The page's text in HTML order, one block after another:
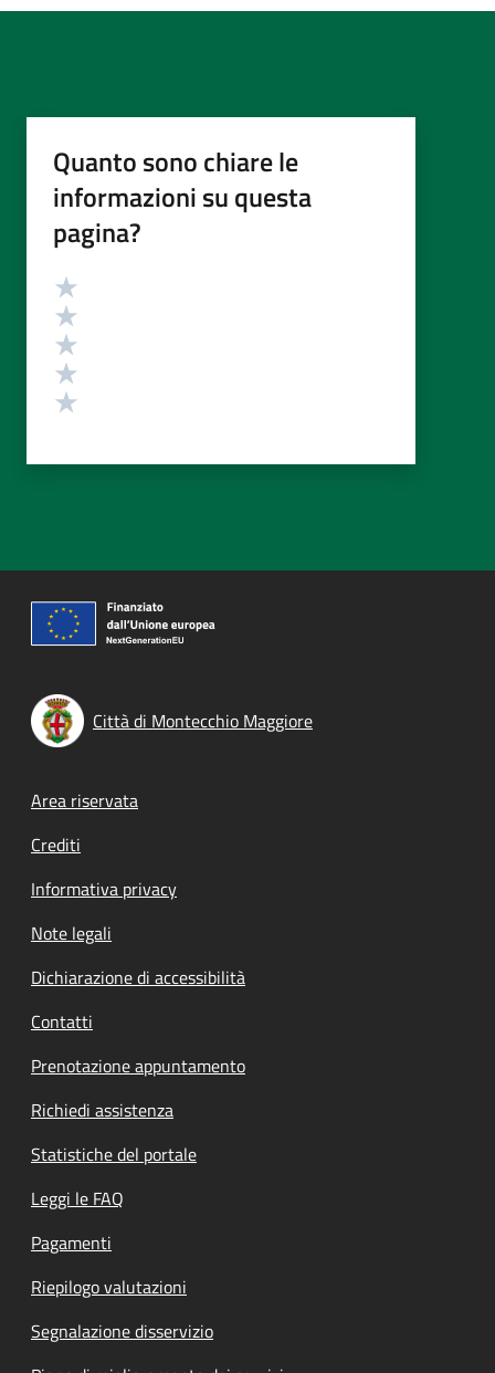
Quanto sono chiare le
informazioni su questa
pagina?
Valutazione
Città di Montecchio Maggiore
Footer menu
Area riservata
Crediti
Informativa privacy
Note legali
Dichiarazione di accessibilità
Contatti
Prenotazione appuntamento
Richiedi assistenza
Statistiche del portale
Leggi le FAQ
Pagamenti
Riepilogo valutazioni
Segnalazione disservizio